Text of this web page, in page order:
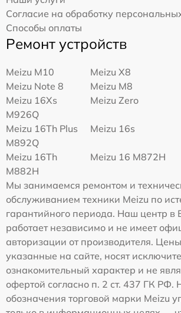
Согласие на обработку
Способы оплаты
Ремонт устройств
Meizu M10
Meizu X8
Meizu Note 8
Meizu M8
Meizu 16Xs
M926Q
Meizu Zero
Meizu 16Th Plus
M892Q
Meizu 16s
Meizu 16Th
M882H
Meizu 16 M872H
Мы занимаемся ремонтом и
обслуживанием техники Meizu по
гарантийного периода. Наш центр в
работает независимо и не имеет
авторизации от производителя.
указанные на сайте, носят
ознакомительный характер и не
офертой согласно п. 2 ст. 437 ГК РФ.
обозначения торговой марки Meizu